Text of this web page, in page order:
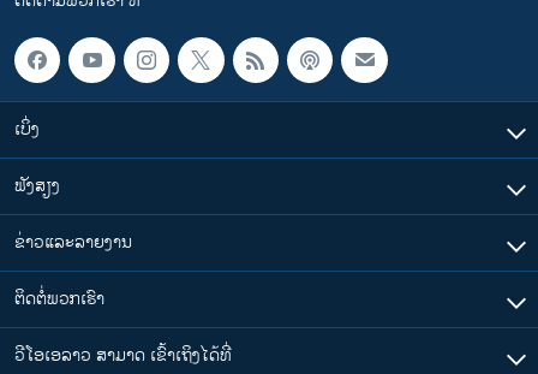
ເບິ່ງ
ຟັງສຽງ
ຂ່າວແລະລາຍງານ
ຕິດຕໍ່ພວກເຮົາ
ວີໂອເອລາວ ສາມາດ ເຂົ້າເຖິງໄດ້ທີ່